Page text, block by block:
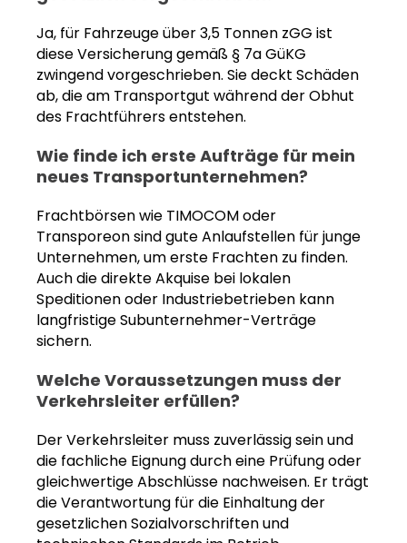
Ja, für Fahrzeuge über 3,5 Tonnen zGG ist
diese Versicherung gemäß § 7a GüKG
zwingend vorgeschrieben. Sie deckt Schäden
ab, die am Transportgut während der Obhut
des Frachtführers entstehen.
Wie finde ich erste Aufträge für mein
neues Transportunternehmen?
Frachtbörsen wie TIMOCOM oder
Transporeon sind gute Anlaufstellen für junge
Unternehmen, um erste Frachten zu finden.
Auch die direkte Akquise bei lokalen
Speditionen oder Industriebetrieben kann
langfristige Subunternehmer-Verträge
sichern.
Welche Voraussetzungen muss der
Verkehrsleiter erfüllen?
Der Verkehrsleiter muss zuverlässig sein und
die fachliche Eignung durch eine Prüfung oder
gleichwertige Abschlüsse nachweisen. Er trägt
die Verantwortung für die Einhaltung der
gesetzlichen Sozialvorschriften und